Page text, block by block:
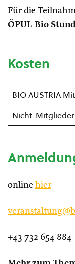
Für die
ÖPUL-Bio
Kosten
BIO AUSTRIA
Nicht-Mitglieder
online hier
+43 732 654 884